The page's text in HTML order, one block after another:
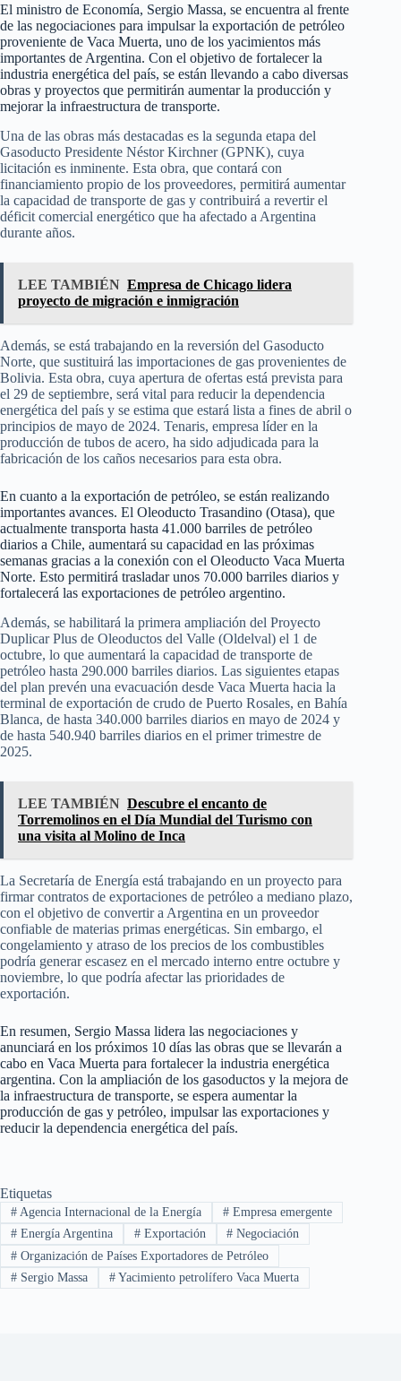
El ministro de Economía, Sergio Massa, se encuentra al frente
de las negociaciones para impulsar la exportación de petróleo
proveniente de Vaca Muerta, uno de los yacimientos más
importantes de Argentina. Con el objetivo de fortalecer la
industria energética del país, se están llevando a cabo diversas
obras y proyectos que permitirán aumentar la producción y
mejorar la infraestructura de transporte.
Una de las obras más destacadas es la segunda etapa del
Gasoducto Presidente Néstor Kirchner (GPNK), cuya
licitación es inminente. Esta obra, que contará con
financiamiento propio de los proveedores, permitirá aumentar
la capacidad de transporte de gas y contribuirá a revertir el
déficit comercial energético que ha afectado a Argentina
durante años.
LEE TAMBIÉN Empresa de Chicago lidera
proyecto de migración e inmigración
Además, se está trabajando en la reversión del Gasoducto
Norte, que sustituirá las importaciones de gas provenientes de
Bolivia. Esta obra, cuya apertura de ofertas está prevista para
el 29 de septiembre, será vital para reducir la dependencia
energética del país y se estima que estará lista a fines de abril o
principios de mayo de 2024. Tenaris, empresa líder en la
producción de tubos de acero, ha sido adjudicada para la
fabricación de los caños necesarios para esta obra.
En cuanto a la exportación de petróleo, se están realizando
importantes avances. El Oleoducto Trasandino (Otasa), que
actualmente transporta hasta 41.000 barriles de petróleo
diarios a Chile, aumentará su capacidad en las próximas
semanas gracias a la conexión con el Oleoducto Vaca Muerta
Norte. Esto permitirá trasladar unos 70.000 barriles diarios y
fortalecerá las exportaciones de petróleo argentino.
Además, se habilitará la primera ampliación del Proyecto
Duplicar Plus de Oleoductos del Valle (Oldelval) el 1 de
octubre, lo que aumentará la capacidad de transporte de
petróleo hasta 290.000 barriles diarios. Las siguientes etapas
del plan prevén una evacuación desde Vaca Muerta hacia la
terminal de exportación de crudo de Puerto Rosales, en Bahía
Blanca, de hasta 340.000 barriles diarios en mayo de 2024 y
de hasta 540.940 barriles diarios en el primer trimestre de
2025.
LEE TAMBIÉN Descubre el encanto de
Torremolinos en el Día Mundial del Turismo con
una visita al Molino de Inca
La Secretaría de Energía está trabajando en un proyecto para
firmar contratos de exportaciones de petróleo a mediano plazo,
con el objetivo de convertir a Argentina en un proveedor
confiable de materias primas energéticas. Sin embargo, el
congelamiento y atraso de los precios de los combustibles
podría generar escasez en el mercado interno entre octubre y
noviembre, lo que podría afectar las prioridades de
exportación.
En resumen, Sergio Massa lidera las negociaciones y
anunciará en los próximos 10 días las obras que se llevarán a
cabo en Vaca Muerta para fortalecer la industria energética
argentina. Con la ampliación de los gasoductos y la mejora de
la infraestructura de transporte, se espera aumentar la
producción de gas y petróleo, impulsar las exportaciones y
reducir la dependencia energética del país.
Etiquetas
#Agencia Internacional de la Energía #Empresa emergente
#Energía Argentina #Exportación # Negociación
#Organización de Países Exportadores de Petróleo
#Sergio Massa #Yacimiento petrolífero Vaca Muerta